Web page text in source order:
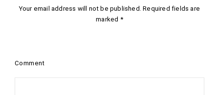
Your email address will not be published. Required fields are
marked *
Comment